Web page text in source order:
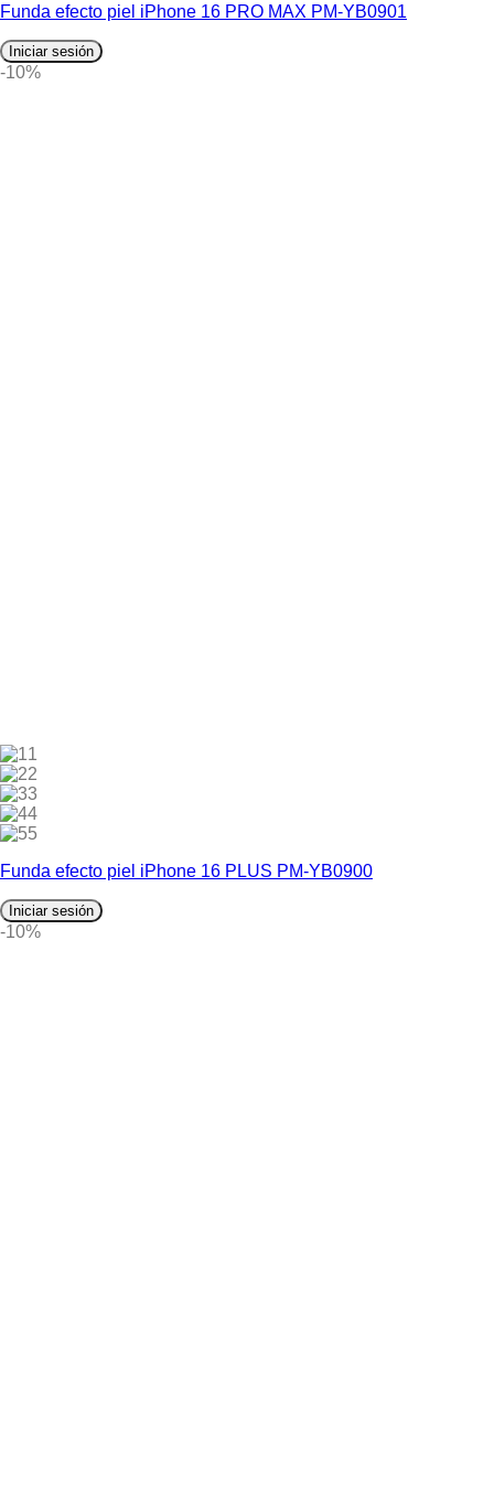
Funda efecto piel iPhone 16 PRO MAX PM-YB0901
Iniciar sesión
-10%
1
2
3
4
5
Funda efecto piel iPhone 16 PLUS PM-YB0900
Iniciar sesión
-10%